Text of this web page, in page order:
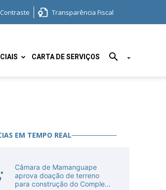
Contraste Transparência Fiscal
CARTA DE SERVIÇOS
EM TEMPO REAL
Câmara de Mamanguape
aprova doação de terreno
para construção do Complexo